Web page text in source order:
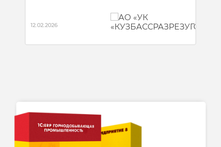
«Бухгалтерский и налоговый учёт» в «1С:ERP
Управление холдингом» с автоматизацией 2600
12.02.2026